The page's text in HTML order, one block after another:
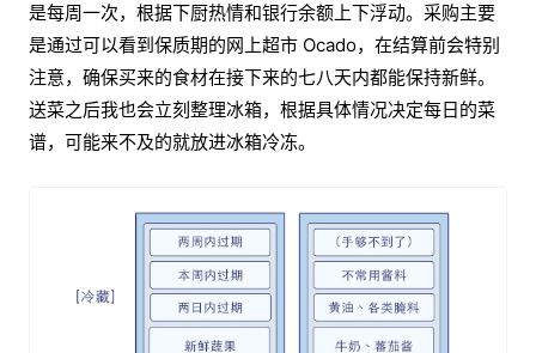
是每周一次，根据下厨热情和银行余额上下浮动。采购主要
是通过可以看到保质期的网上超市 Ocado，在结算前会特别
注意，确保买来的食材在接下来的七八天内都能保持新鲜。
送菜之后我也会立刻整理冰箱，根据具体情况决定每日的菜
谱，可能来不及的就放进冰箱冷冻。